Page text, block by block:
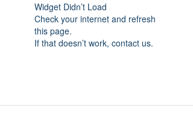
Widget Didn’t Load
Check your internet and refresh
this page.
If that doesn’t work, contact us.